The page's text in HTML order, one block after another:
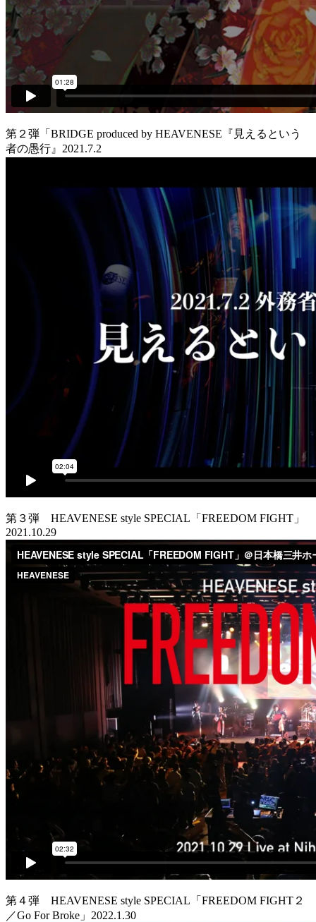
第２弾「BRIDGE produced by HEAVENESE『見えるという
者の愚行』2021.7.2
第３弾 HEAVENESE style SPECIAL「FREEDOM FIGHT」
2021.10.29
第４弾 HEAVENESE style SPECIAL「FREEDOM FIGHT２
／Go For Broke」2022.1.30